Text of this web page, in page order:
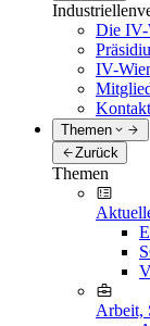
Die IV-
IV-
Kontakt
Themen
Zurück
Themen
Arbeit,